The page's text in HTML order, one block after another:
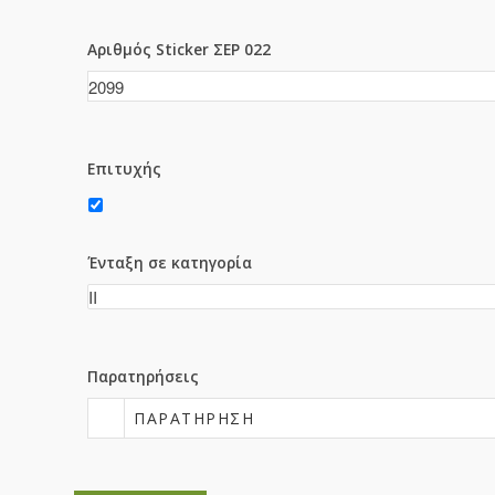
Αριθμός Sticker ΣΕΡ 022
Επιτυχής
Ένταξη σε κατηγορία
Παρατηρήσεις
ΠΑΡΑΤΉΡΗΣΗ